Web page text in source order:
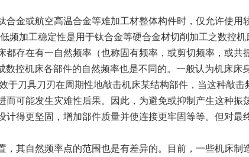
金或航空高温合金等难加工材整体构件时，仅允许使用
加工稳定性是用于钛合金等硬合金材切削加工之数控机
存在有一自然频率（也称固有频率，或剪切频率，或共
数控机床各部件的自然频率也是不同的。一般认为机床床
于刀具刀刃在周期性地敲击机床某结构部件，当这种敲击
而可能发生灾难性后果。因此，为避免或抑制产生这种
计得更坚固，增加部件质量并使连接更牢固等等。但对
其自然频率点的范围也是有差异的。目前，一些机床制